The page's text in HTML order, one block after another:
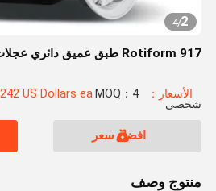
2
/
4
Rotiform 917 طبق عميق دائري عجلات مزورة لبورشه 911
الأسعار：Starting at $242 US Dollars ea
شخصى
افضل سعر
منتوج وصف